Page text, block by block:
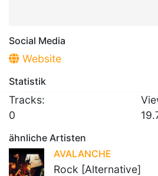
Social Media
Website
Statistik
Tracks:
0
ähnliche Artisten
AVALANCHE
Rock [Alternative]